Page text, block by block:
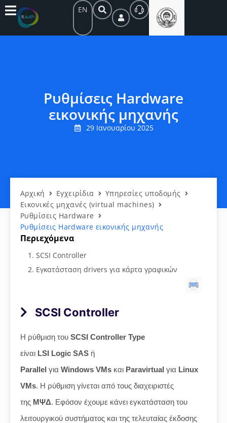
EN
Ρυθμίσεις Hardware
εικονικής μηχανής
29 Ιανουαρίου 2025
Αρχική Εγχειρίδια
Yπηρεσίες υποδομής
Εικονικές μηχανές (virtual machines)
Ρυθμίσεις Hardware
Ρυθμίσεις Hardware εικονικής μηχανής
Περιεχόμενα
SCSI Controller
Εγκατάσταση drivers για κάρτα γραφικών
SCSI Controller
Η ρύθμιση του SCSI Controller Type
είναι LSI Logic SAS ή
Parallel για Windows VMs και Paravirtual για Linux
VMs. Η ρύθμιση γίνεται από τους διαχειριστές
της ΜΨΔ. Εφόσον έχουμε κάνει εγκατάσταση του
λειτουργικού συστήματος και της τελευταίας έκδοσης